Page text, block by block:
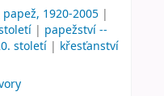
papež, 1920-2005 |
| papežství --
století | křesťanství